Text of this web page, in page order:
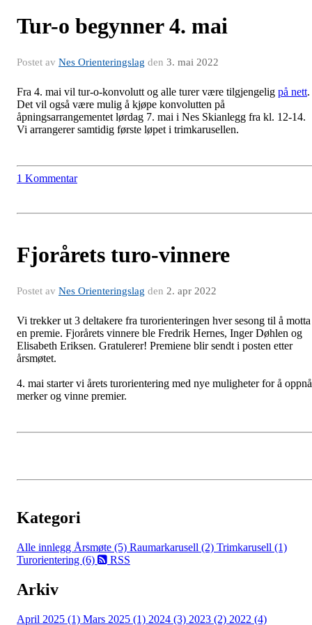
Tur-o begynner 4. mai
Postet av Nes Orienteringslag den 3. mai 2022
Fra 4. mai vil tur-o-konvolutt og alle turer være tilgjengelig på nett.
Det vil også være mulig å kjøpe konvolutten på
åpningsarrangementet lørdag 7. mai i Nes Skianlegg fra kl. 12-14.
Vi arrangerer samtidig første løpet i trimkarusellen.
1 Kommentar
Fjorårets turo-vinnere
Postet av Nes Orienteringslag den 2. apr 2022
Vi trekker ut 3 deltakere fra turorienteringen hver sesong til å motta
en premie. Fjorårets vinnere ble Fredrik Hernes, Inger Døhlen og
Elisabeth Eriksen. Gratulerer! Premiene blir sendt i posten etter
årsmøtet.
4. mai starter vi årets turorientering med nye muligheter for å oppnå
merker og vinne premier.
Kategori
Alle innlegg Årsmøte (5) Raumarkarusell (2) Trimkarusell (1)
Turorientering (6)
RSS
Arkiv
April 2025 (1) Mars 2025 (1) 2024 (3) 2023 (2) 2022 (4)